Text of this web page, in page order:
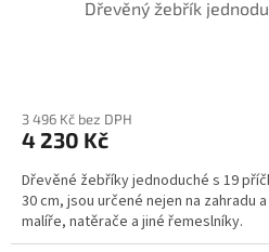
Dřevěný žebřík
3 496 Kč bez DPH
4 230 Kč
Dřevěné žebříky jednoduché s 19
30 cm, jsou určené nejen na zahradu
malíře, natěrače a jiné řemeslníky.